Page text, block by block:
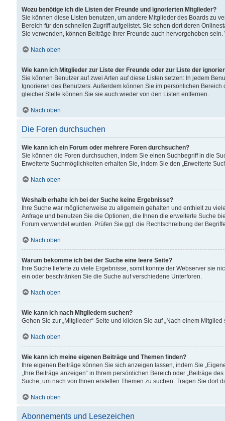
Wozu benötige ich die Listen der Freunde und ignorierten Mitglieder?
Sie können diese Listen benutzen, um andere Mitglieder des Boards zu
Bereich für den schnellen Zugriff aufgelistet. Sie sehen dort deren
Sie verwenden, können Beiträge Ihrer Freunde auch hervorgehoben
Nach oben
Wie kann ich Mitglieder zur Liste der Freunde oder zur Liste der
Sie können Benutzer auf zwei Arten auf diese Listen setzen: In jedem
Ignorieren des Benutzers. Außerdem können Sie im persönlichen
gleicher Stelle können Sie sie auch wieder von den Listen entfernen.
Nach oben
Die Foren durchsuchen
Wie kann ich ein Forum oder mehrere Foren durchsuchen?
Sie können die Foren durchsuchen, indem Sie einen Suchbegriff in die
Erweiterte Suchmöglichkeiten erhalten Sie, indem Sie den „Erweiterte
Nach oben
Weshalb erhalte ich bei der Suche keine Ergebnisse?
Ihre Suche war möglicherweise zu allgemein gehalten und enthielt zu
Anfrage und benutzen Sie die Optionen, die Ihnen die erweiterte Suche
Forum verwendet wurden. Prüfen Sie ggf. die Rechtschreibung der
Nach oben
Warum bekomme ich bei der Suche eine leere Seite?
Ihre Suche lieferte zu viele Ergebnisse, somit konnte der Webserver sie
ein oder beschränken Sie die Suche auf verschiedene Unterforen.
Nach oben
Wie kann ich nach Mitgliedern suchen?
Gehen Sie zur „Mitglieder“-Seite und klicken Sie auf „Nach einem Mitglied
Nach oben
Wie kann ich meine eigenen Beiträge und Themen finden?
Ihre eigenen Beiträge können Sie sich anzeigen lassen, indem Sie
„Ihre Beiträge anzeigen“ in Ihrem persönlichen Bereich oder „Beiträge
Suche, um nach von Ihnen erstellen Themen zu suchen. Tragen Sie dort
Nach oben
Abonnements und Lesezeichen